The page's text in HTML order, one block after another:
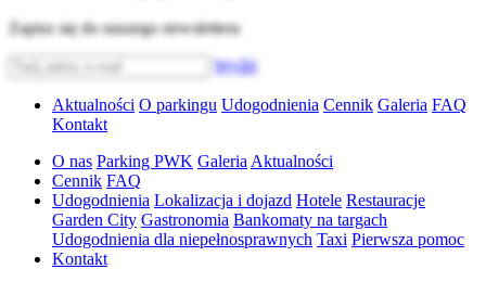
Zapisz się do naszego newslettera
Wyślij
Aktualności O parkingu Udogodnienia Cennik Galeria FAQ
Kontakt
O nas Parking PWK GaleriaAktualności
Cennik FAQ
Udogodnienia Lokalizacja i dojazd Hotele Restauracje
Garden City Gastronomia Bankomaty na targach
Udogodnienia dla niepełnosprawnych Taxi Pierwsza pomoc
Kontakt